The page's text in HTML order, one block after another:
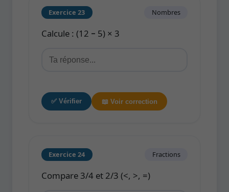
Exercice 23 Nombres
Calcule : (12 − 5) × 3
✅ Vérifier 📖 Voir correction
Exercice 24 Fractions
Compare 3/4 et 2/3 (<, >, =)